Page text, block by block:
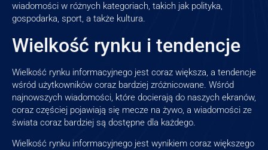
wiadomości w różnych kategoriach, takich jak polityka,
gospodarka, sport, a także kultura.
Wielkość rynku i tendencje
Wielkość rynku informacyjnego jest coraz większa, a tendencje
wśród użytkowników coraz bardziej zróżnicowane. Wśród
najnowszych wiadomości, które docierają do naszych ekranów,
coraz częściej pojawiają się mecze na żywo, a wiadomości ze
świata coraz bardziej są dostępne dla każdego.
Wielkość rynku informacyjnego jest wynikiem coraz większego